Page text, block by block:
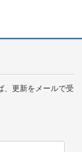
、更新をメールで受